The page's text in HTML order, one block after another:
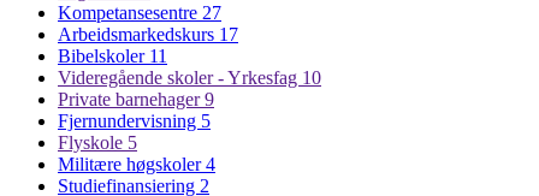
Kompetansesentre 27
Arbeidsmarkedskurs 17
Bibelskoler 11
Videregående skoler - Yrkesfag 10
Private barnehager9
Fjernundervisning 5
Flyskole 5
Militære høgskoler4
Studiefinansiering 2